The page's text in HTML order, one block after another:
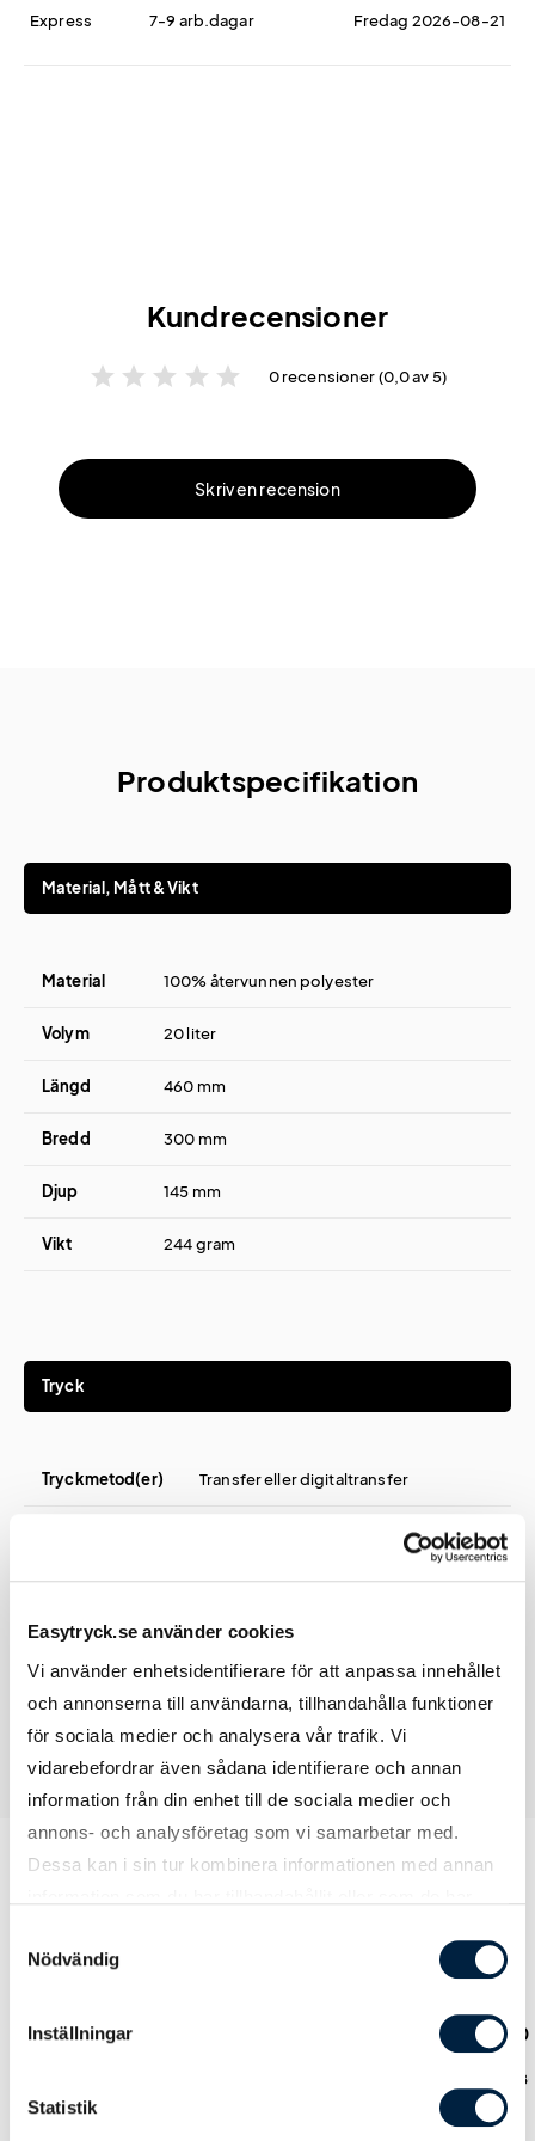
Easytryck.se använder cookies
Vi använder enhetsidentifierare för att anpassa innehållet
och annonserna till användarna, tillhandahålla funktioner
för sociala medier och analysera vår trafik. Vi
vidarebefordrar även sådana identifierare och annan
information från din enhet till de sociala medier och
annons- och analysföretag som vi samarbetar med.
Dessa kan i sin tur kombinera informationen med annan
Nödvändig
Inställningar
Statistik
Express 7-9 arb.dagar Fredag 2026-08-21
Kundrecensioner
star star star star star 0 recensioner (0,0 av 5)
Skriv en recension
Produktspecifikation
Material, Mått & Vikt
Material 100% återvunnen polyester
Volym 20 liter
Längd 460 mm
Bredd 300 mm
Djup 145 mm
Vikt 244 gram
Tryck
Tryckmetod(er) Transfer eller digitaltransfer
Tryckyta
100x200 mm
Antal 50